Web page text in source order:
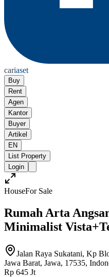
cariaset
Buy
Rent
Agen
Kantor
Buyer
Artikel
EN
List Property
Login
HouseFor Sale
Rumah Arta
Minimalist
Jalan Raya Sukatani, Kp
Jawa Barat, Jawa, 17535,
Rp 645 Jt